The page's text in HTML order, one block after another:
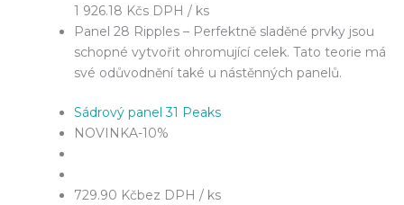
1 926.18 Kčs DPH / ks
Panel 28 Ripples – Perfektně sladěné prvky jsou
schopné vytvořit ohromující celek. Tato teorie má
své odůvodnění také u nástěnných panelů.
Sádrový panel 31 Peaks
NOVINKA-10%
729.90 Kčbez DPH / ks